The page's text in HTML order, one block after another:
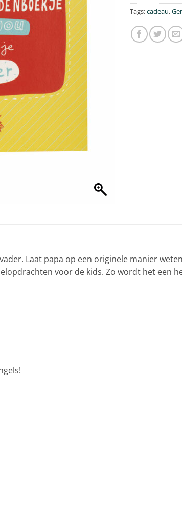
Tags:cadeau,
Laat papa op een originele manier
voor de kids. Zo wordt het een